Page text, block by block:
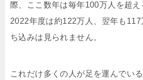
際、ここ数年は毎年100万人を超え
2022年度は約122万人、翌年も
ち込みは見られません。
これだけ多くの人が足を運んでい